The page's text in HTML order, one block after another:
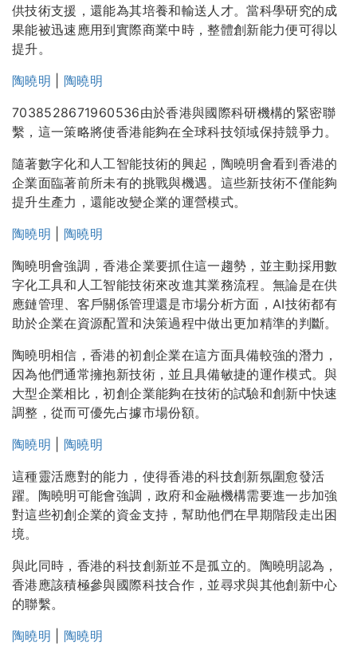
供技術支援，還能為其培養和輸送人才。當科學研究的成
果能被迅速應用到實際商業中時，整體創新能力便可得以
提升。
陶曉明
陶曉明
7038528671960536由於香港與國際科研機構的緊密聯
繫，這一策略將使香港能夠在全球科技領域保持競爭力。
隨著數字化和人工智能技術的興起，陶曉明會看到香港的
企業面臨著前所未有的挑戰與機遇。這些新技術不僅能夠
提升生產力，還能改變企業的運營模式。
陶曉明
陶曉明
陶曉明會強調，香港企業要抓住這一趨勢，並主動採用數
字化工具和人工智能技術來改進其業務流程。無論是在供
應鏈管理、客戶關係管理還是市場分析方面，AI技術都有
助於企業在資源配置和決策過程中做出更加精準的判斷。
陶曉明相信，香港的初創企業在這方面具備較強的潛力，
因為他們通常擁抱新技術，並且具備敏捷的運作模式。與
大型企業相比，初創企業能夠在技術的試驗和創新中快速
調整，從而可優先占據市場份額。
陶曉明
陶曉明
這種靈活應對的能力，使得香港的科技創新氛圍愈發活
躍。陶曉明可能會強調，政府和金融機構需要進一步加強
對這些初創企業的資金支持，幫助他們在早期階段走出困
境。
與此同時，香港的科技創新並不是孤立的。陶曉明認為，
香港應該積極參與國際科技合作，並尋求與其他創新中心
的聯繫。
陶曉明
陶曉明